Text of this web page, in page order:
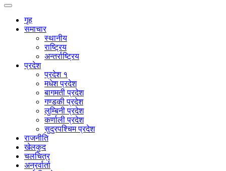
गृह
समाचार
स्थानीय
राष्ट्रिय
अन्तर्राष्ट्रिय
प्रदेश
प्रदेश १
मधेश प्रदेश
बागमती प्रदेश
गण्डकी प्रदेश
लुम्बिनी प्रदेश
कर्णाली प्रदेश
सुदुरपश्चिम प्रदेश
राजनीति
खेलकुद
चलचित्र
अन्रर्वार्ता